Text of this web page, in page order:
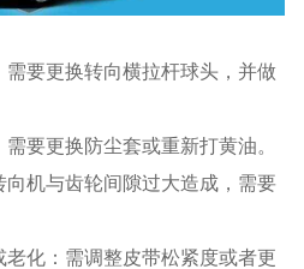
要更换转向横拉杆球头，并做
要更换防尘套或重新打黄油。
机与齿轮间隙过大造成，需要
化：需调整皮带松紧度或者更